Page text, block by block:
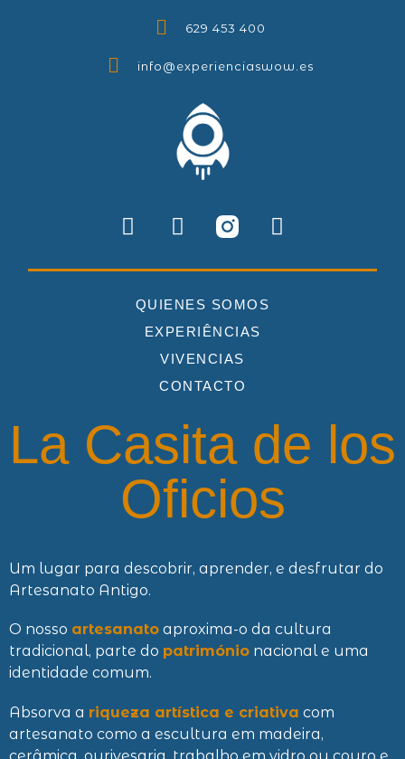
629 453 400
info@experienciaswow.es
QUIENES SOMOS
EXPERIÊNCIAS
VIVENCIAS
CONTACTO
La Casita de los
Oficios
Um lugar para descobrir, aprender, e desfrutar do
Artesanato Antigo.
O nosso artesanato aproxima-o da cultura
tradicional, parte do património nacional e uma
identidade comum.
Absorva a riqueza artística e criativa com
artesanato como a escultura em madeira,